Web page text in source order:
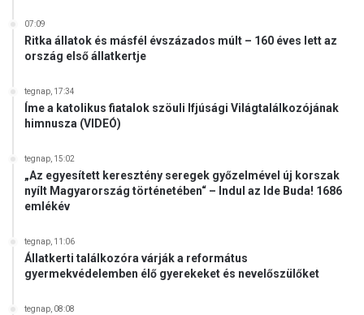
07:09
Ritka állatok és másfél évszázados múlt – 160 éves lett az
ország első állatkertje
tegnap, 17:34
Íme a katolikus fiatalok szöuli Ifjúsági Világtalálkozójának
himnusza (VIDEÓ)
tegnap, 15:02
„Az egyesített keresztény seregek győzelmével új korszak
nyílt Magyarország történetében“ – Indul az Ide Buda! 1686
emlékév
tegnap, 11:06
Állatkerti találkozóra várják a református
gyermekvédelemben élő gyerekeket és nevelőszülőket
tegnap, 08:08